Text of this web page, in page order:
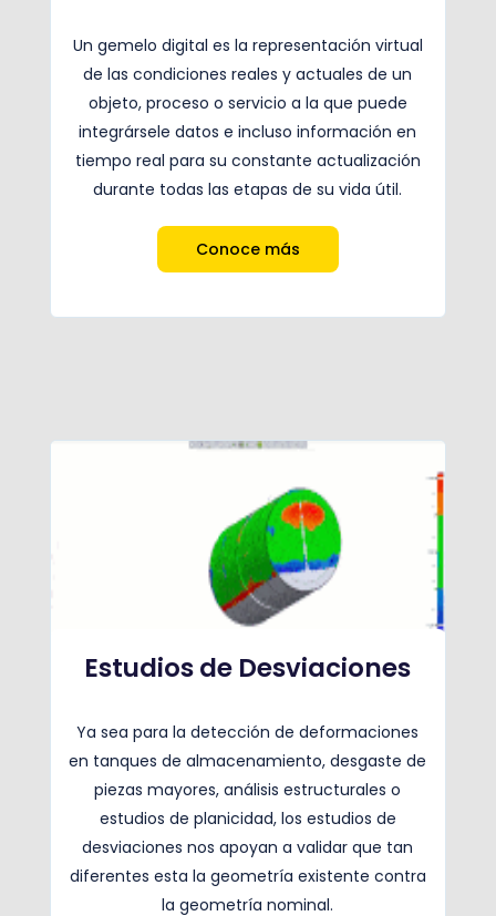
Un gemelo digital es la representación virtual
de las condiciones reales y actuales de un
objeto, proceso o servicio a la que puede
integrársele datos e incluso información en
tiempo real para su constante actualización
durante todas las etapas de su vida útil.
Conoce más
Estudios de Desviaciones
Ya sea para la detección de deformaciones
en tanques de almacenamiento, desgaste de
piezas mayores, análisis estructurales o
estudios de planicidad, los estudios de
desviaciones nos apoyan a validar que tan
diferentes esta la geometría existente contra
la geometría nominal.